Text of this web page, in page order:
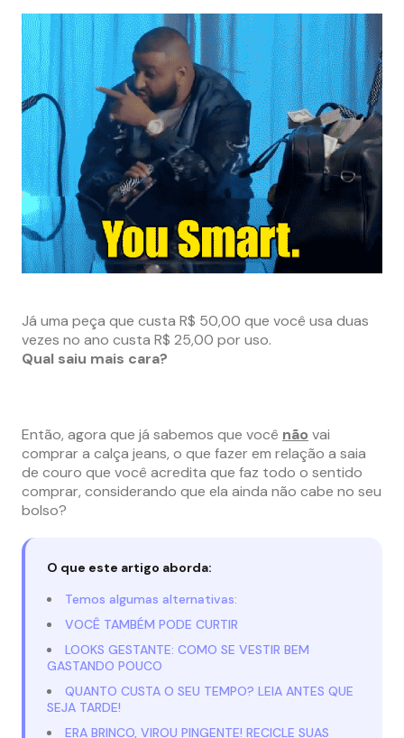
Já uma peça que custa R$ 50,00 que você usa duas
vezes no ano custa R$ 25,00 por uso.
Qual saiu mais cara?
Então, agora que já sabemos que você não vai
comprar a calça jeans, o que fazer em relação a saia
de couro que você acredita que faz todo o sentido
comprar, considerando que ela ainda não cabe no seu
bolso?
O que este artigo aborda:
Temos algumas alternativas:
VOCÊ TAMBÉM PODE CURTIR
LOOKS GESTANTE: COMO SE VESTIR BEM
GASTANDO POUCO
QUANTO CUSTA O SEU TEMPO? LEIA ANTES QUE
SEJA TARDE!
ERA BRINCO, VIROU PINGENTE! RECICLE SUAS